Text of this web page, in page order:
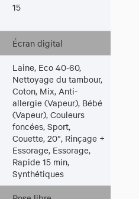
15
Écran digital
Laine, Eco 40-60,
Nettoyage du tambour,
Coton, Mix, Anti-
allergie (Vapeur), Bébé
(Vapeur), Couleurs
foncées, Sport,
Couette, 20°, Rinçage +
Essorage, Essorage,
Rapide 15 min,
Synthétiques